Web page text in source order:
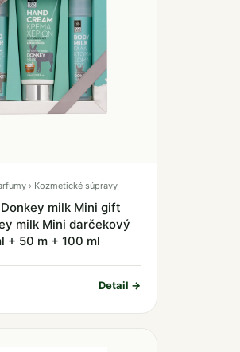
› Kozmetické súpravy
milk Mini gift
milk Mini darčekový
+ 50 m + 100 ml
Detail →